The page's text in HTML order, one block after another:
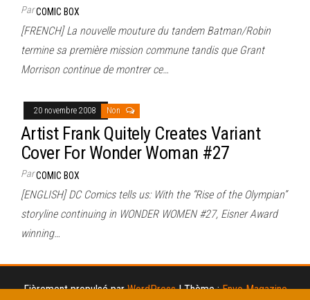
ParCOMIC BOX
[FRENCH] La nouvelle mouture du tandem Batman/Robin
termine sa première mission commune tandis que Grant
Morrison continue de montrer ce…
20 novembre 2008 Non
Artist Frank Quitely Creates Variant
Cover For Wonder Woman #27
ParCOMIC BOX
[ENGLISH] DC Comics tells us: With the “Rise of the Olympian”
storyline continuing in WONDER WOMEN #27, Eisner Award
winning…
Fièrement propulsé parWordPress |Thème :Envo Magazine